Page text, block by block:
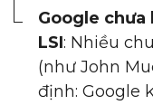
Google
LSI: Nhiều
(như John
định: Google